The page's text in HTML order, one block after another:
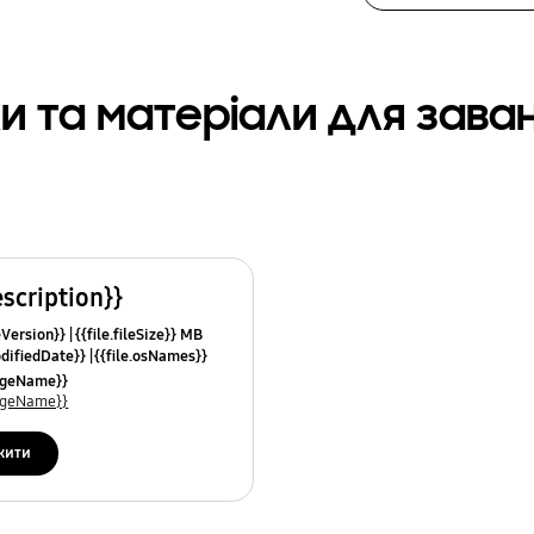
та матеріали для
{{file.fileSize}} MB
{{file.osNames}}